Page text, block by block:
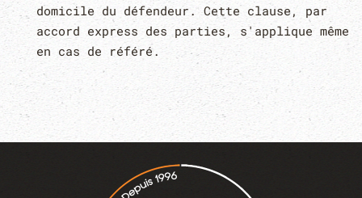
domicile du défendeur. Cette clause, par
accord express des parties, s'applique même
en cas de référé.